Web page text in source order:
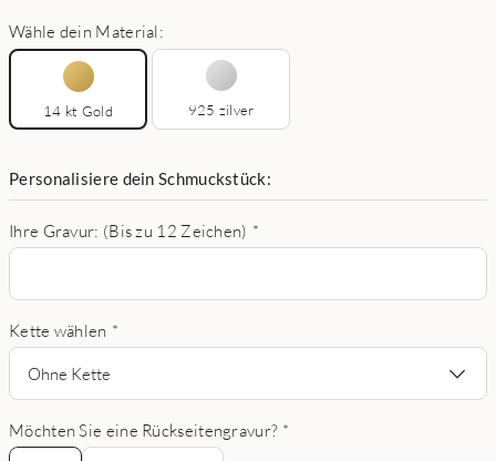
Wähle dein Material:
14 kt Gold 925 zilver
Personalisiere dein Schmuckstück:
Ihre Gravur: (Bis zu 12 Zeichen) *
Kette wählen *
Ohne Kette
Möchten Sie eine Rückseitengravur? *
Nein